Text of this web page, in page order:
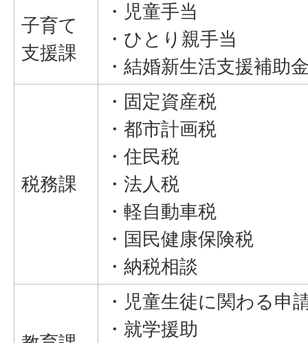
子育て
支援課
・児童手当
・ひとり親手当
・結婚新生活支援補助
税務課
・固定資産税
・都市計画税
・住民税
・法人税
・軽自動車税
・国民健康保険税
・納税相談
・児童生徒に関わる申
・就学援助